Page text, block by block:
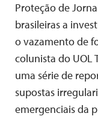
Proteção de
brasileiras a
o vazamento de
colunista do UOL
uma série de
supostas
emergenciais da